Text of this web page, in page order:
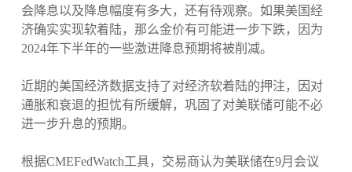
会降息以及降息幅度有多大，还有待观察。如果美国经
济确实实现软着陆，那么金价有可能进一步下跌，因为
2024年下半年的一些激进降息预期将被削减。
近期的美国经济数据支持了对经济软着陆的押注，因对
通胀和衰退的担忧有所缓解，巩固了对美联储可能不必
进一步升息的预期。
根据CMEFedWatch工具，交易商认为美联储在9月会议